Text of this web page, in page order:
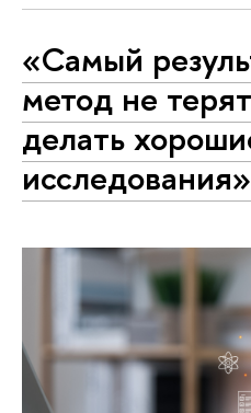
«Самый
метод не
делать
исследования»